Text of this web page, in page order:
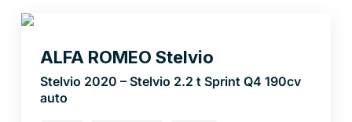
ALFA ROMEO Stelvio
Stelvio 2020 – Stelvio 2.2 t Sprint Q4 190cv
auto